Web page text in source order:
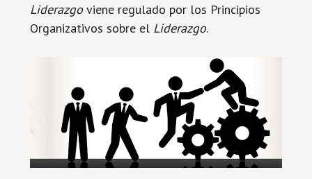
Liderazgoviene regulado por los Principios
Organizativos sobre el Liderazgo.